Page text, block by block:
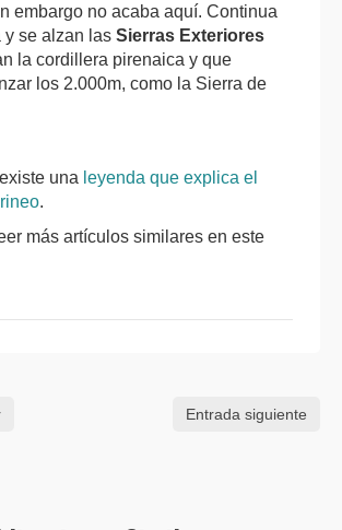
embargo no acaba aquí. Continua
y se alzan las Sierras Exteriores
la cordillera pirenaica y que
los 2.000m, como la Sierra de
una leyenda que explica el
.
más artículos similares en este
Entrada siguiente